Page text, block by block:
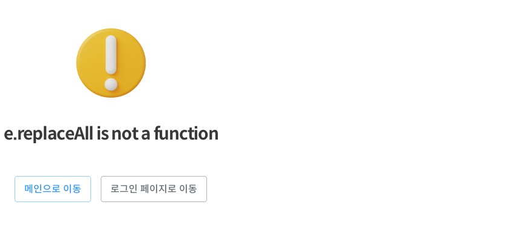
e.replaceAll is not a function
메인으로 이동 로그인 페이지로 이동